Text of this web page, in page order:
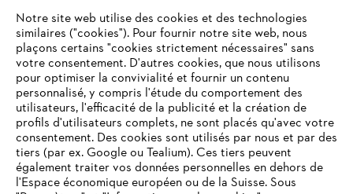
L'Entreprise
Questions fréquentes
Service
Notre site web utilise des cookies et des technologies
similaires ("cookies"). Pour fournir notre site web, nous
plaçons certains "cookies strictement nécessaires" sans
votre consentement. D'autres cookies, que nous utilisons
pour optimiser la convivialité et fournir un contenu
personnalisé, y compris l'étude du comportement des
utilisateurs, l'efficacité de la publicité et la création de
profils d'utilisateurs complets, ne sont placés qu'avec votre
consentement. Des cookies sont utilisés par nous et par des
tiers (par ex. Google ou Tealium). Ces tiers peuvent
également traiter vos données personnelles en dehors de
l'Espace économique européen ou de la Suisse. Sous